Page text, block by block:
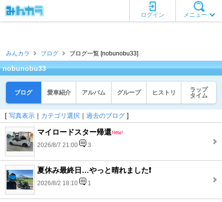
メニュー
ログイン
みんカラ ブログ ブログ一覧 [nobunobu33]
nobunobu33
ブログ 愛車紹介 アルバム グループ ヒストリ
ラップ
タイム
[ 写真表示 ｜ カテゴリ選択 ｜ 過去のブログ ]
マイロードスター帰還
2026/8/7 21:00 3
夏休み最終日…やっと晴れました❗️
2026/8/2 18:10 1